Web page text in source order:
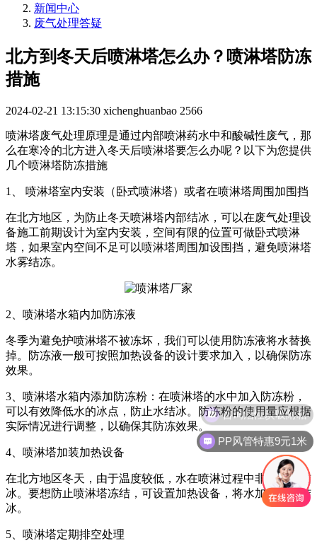
新闻中心
废气处理答疑
北方到冬天后喷淋塔怎么办？喷淋塔防冻
措施
2024-02-21 13:15:30 xichenghuanbao 2566
喷淋塔废气处理原理是通过内部喷淋药水中和酸碱性废气，那
么在寒冷的北方进入冬天后喷淋塔要怎么办呢？以下为您提供
几个喷淋塔防冻措施
1、 喷淋塔室内安装（卧式喷淋塔）或者在喷淋塔周围加围挡
在北方地区，为防止冬天喷淋塔内部结冰，可以在废气处理设
备施工前期设计为室内安装，空间有限的位置可做卧式喷淋
塔，如果室内空间不足可以喷淋塔周围加设围挡，避免喷淋塔
水雾结冻。
2、 喷淋塔水箱内加防冻液
冬季为避免护喷淋塔不被冻坏，我们可以使用防冻液将水替换
掉。防冻液一般可按照加热设备的设计要求加入，以确保防冻
效果。
3、 喷淋塔水箱内添加防冻粉：在喷淋塔的水中加入防冻粉，
可以有效降低水的冰点，防止水结冰。防冻粉的使用量应根据
实际情况进行调整，以确保其防冻效果。
4、 喷淋塔加装加热设备
在北方地区冬天，由于温度较低，水在喷淋过程中非常容易结
冰。要想防止喷淋塔冻结，可设置加热设备，将水加热以防结
冰。
5、 喷淋塔定期排空处理
PP风管特惠9元1米
咨询活性炭吸附箱